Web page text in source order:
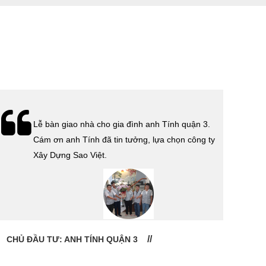
Lễ bàn giao nhà cho gia đình anh Tính quận 3.
Cám ơn anh Tính đã tin tưởng, lựa chọn công ty
Xây Dựng Sao Việt.
CHỦ ĐẦU TƯ: ANH TÍNH QUẬN 3